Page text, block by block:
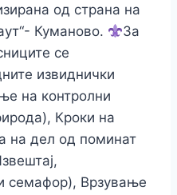
од страна на
Куманово.
За
се
извиднички
на контролни
Кроки на
на дел од поминат
семафор), Врзување